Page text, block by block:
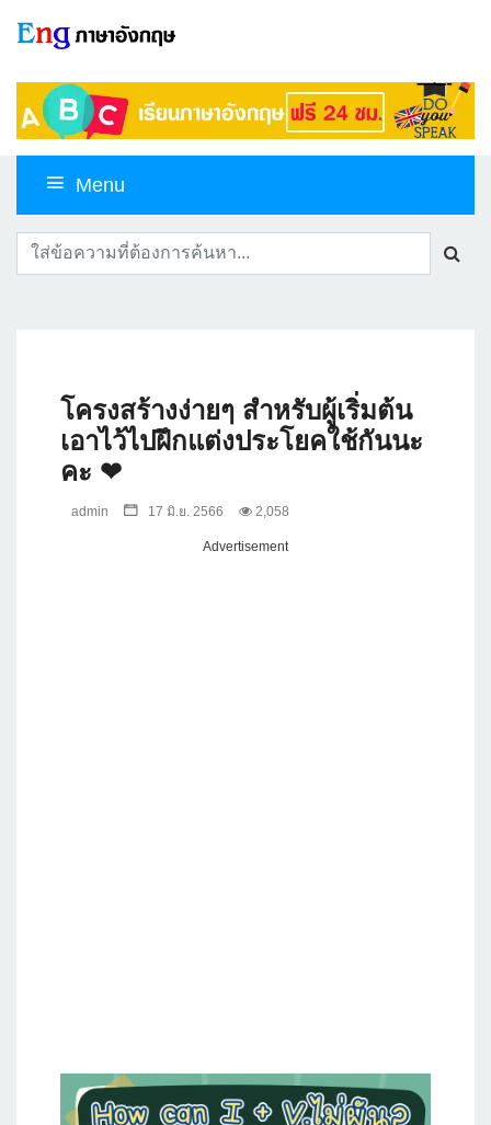
Menu
โครงสร้างง่ายๆ สำหรับผู้เริ่มต้น
เอาไว้ไปฝึกแต่งประโยคใช้กันนะ
คะ ❤
admin 17 มิ.ย. 2566 2,058
Advertisement